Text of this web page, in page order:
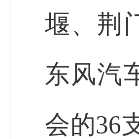
堰、荆
东风汽
会的36